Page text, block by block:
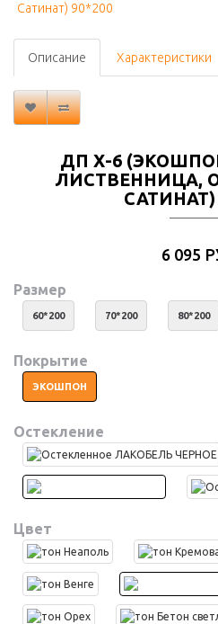
Описание Характеристики
ДП Х-6
ЛИСТВЕННИЦА,
САТИНАТ)
6 095
Размер
60*200 70*200 80*200
Покрытие
ЭКОШПОН
Остекление
Цвет